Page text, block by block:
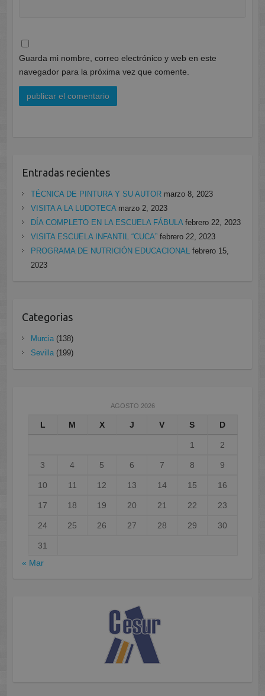
Guarda mi nombre, correo electrónico y web en este
navegador para la próxima vez que comente.
Entradas recientes
TÉCNICA DE PINTURA Y SU AUTOR marzo 8, 2023
VISITA A LA LUDOTECA marzo 2, 2023
DÍA COMPLETO EN LA ESCUELA FÁBULA febrero 22, 2023
VISITA ESCUELA INFANTIL “CUCA” febrero 22, 2023
PROGRAMA DE NUTRICIÓN EDUCACIONAL febrero 15,
2023
Categorias
Murcia(138)
Sevilla(199)
AGOSTO 2026
L M X J V S D
1 2
3 4 5 6 7 8 9
10 11 12 13 14 15 16
17 18 19 20 21 22 23
24 25 26 27 28 29 30
31
« Mar